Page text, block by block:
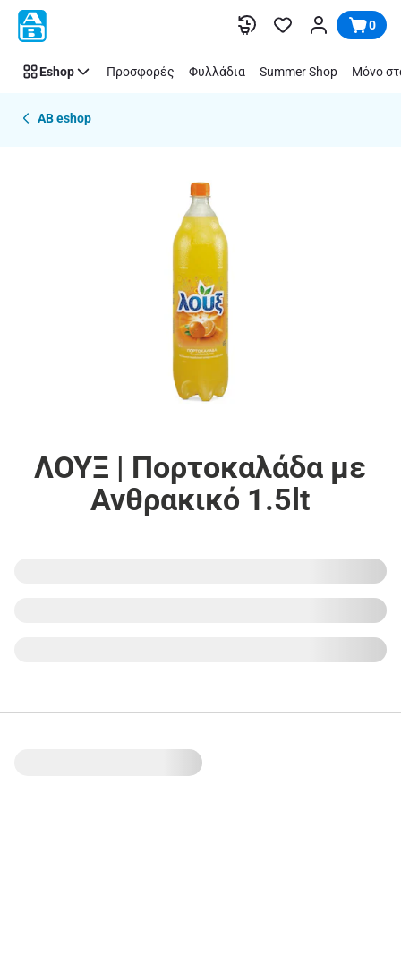
Παράλειψη 0
Eshop Προσφορές Φυλλάδια Summer Shop Μόνο
AB eshop
ΛΟΥΞ | Πορτοκαλάδα με
Ανθρακικό 1.5lt